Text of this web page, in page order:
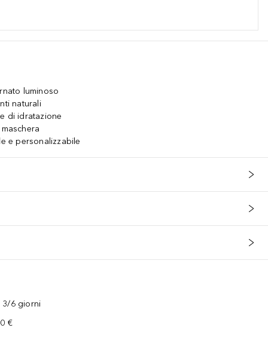
luminoso
naturali
di idratazione
e personalizzabile
3/6 giorni
€